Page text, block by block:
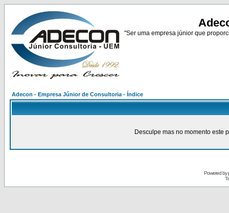
"Ser uma empresa júnior que
Adecon - Empresa Júnior de Consultoria - Índice
Desculpe mas no momento este
Powered by